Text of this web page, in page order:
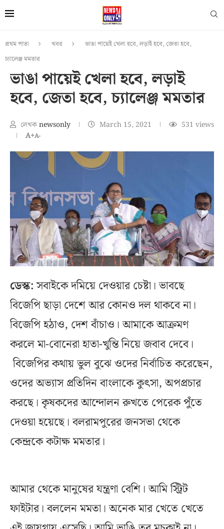
প্রথম পাতা খবর
ভাঙা পায়েই খেলা হবে, লড়াই হবে, জেতা হবে,
চ্যালেঞ্জ মমতার
ভাঙা পায়েই খেলা হবে, লড়াই
হবে, জেতা হবে, চ্যালেঞ্জ মমতার
লেখকnewsonly March 15, 2021 531 views
A+A-
ডেস্ক:সবাইকে দমিয়ে দেওয়ার চেষ্টা। ভাবছে
বিজেপি ছাড়া দেশে আর কোনও দল থাকবে না।
বিজেপি হঠাও, দেশ বাঁচাও। আমাকে আক্রমণ
করলে মা-বোনেরা হাতা-খুন্তি নিয়ে জবাব দেবে।
বিজেপির কথায় ভুল বুঝে ওদের নির্বাচিত করেছেন,
ওদের অভ্যাস প্রতিদিন বাংলাকে কুৎসা, অপপ্রচার
করছে। কৃষকদের আন্দোলন রুখতে পেরেক পুঁতে
দেওয়া হয়েছে। বলরামপুরের জনসভা থেকে
কেন্দ্রকে কটাক্ষ মমতার।
আমার থেকে মানুষের যন্ত্রণা বেশি। আমি স্ট্রিট
ফাইটার। বললেন মমতা। অনেক মার খেতে খেতে